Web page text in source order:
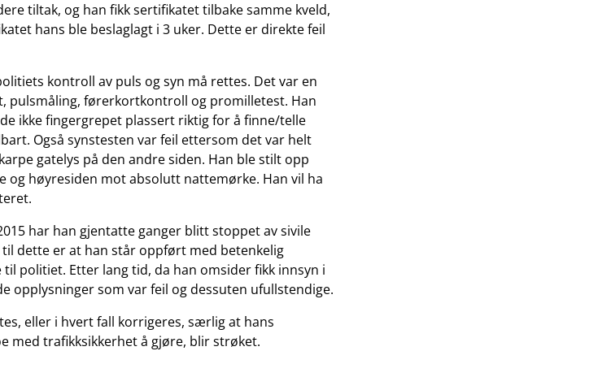
tiltak, og han fikk sertifikatet tilbake samme kveld,
hans ble beslaglagt i 3 uker. Dette er direkte feil
kontroll av puls og syn må rettes. Det var en
pulsmåling, førerkortkontroll og promilletest. Han
ikke fingergrepet plassert riktig for å finne/telle
Også synstesten var feil ettersom det var helt
gatelys på den andre siden. Han ble stilt opp
og høyresiden mot absolutt nattemørke. Han vil ha
har han gjentatte ganger blitt stoppet av sivile
dette er at han står oppført med betenkelig
politiet. Etter lang tid, da han omsider fikk innsyn i
opplysninger som var feil og dessuten ufullstendige.
eller i hvert fall korrigeres, særlig at hans
med trafikksikkerhet å gjøre, blir strøket.